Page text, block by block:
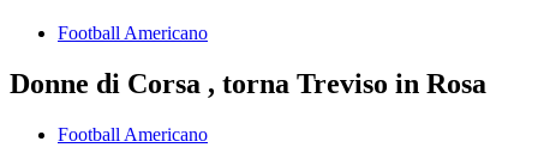
Football Americano
Donne di Corsa , torna Treviso in Rosa
Football Americano